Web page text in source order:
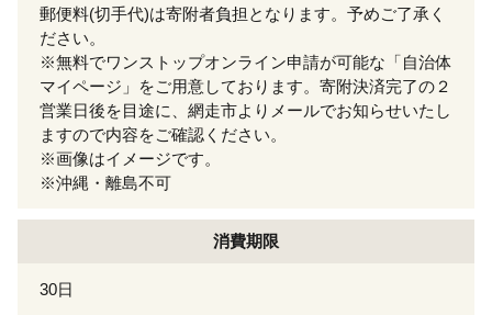
郵便料(切手代)は寄附者負担となります。予めご了承く
ださい。
※無料でワンストップオンライン申請が可能な「自治体
マイページ」をご用意しております。寄附決済完了の２
営業日後を目途に、網走市よりメールでお知らせいたし
ますので内容をご確認ください。
※画像はイメージです。
※沖縄・離島不可
消費期限
30日